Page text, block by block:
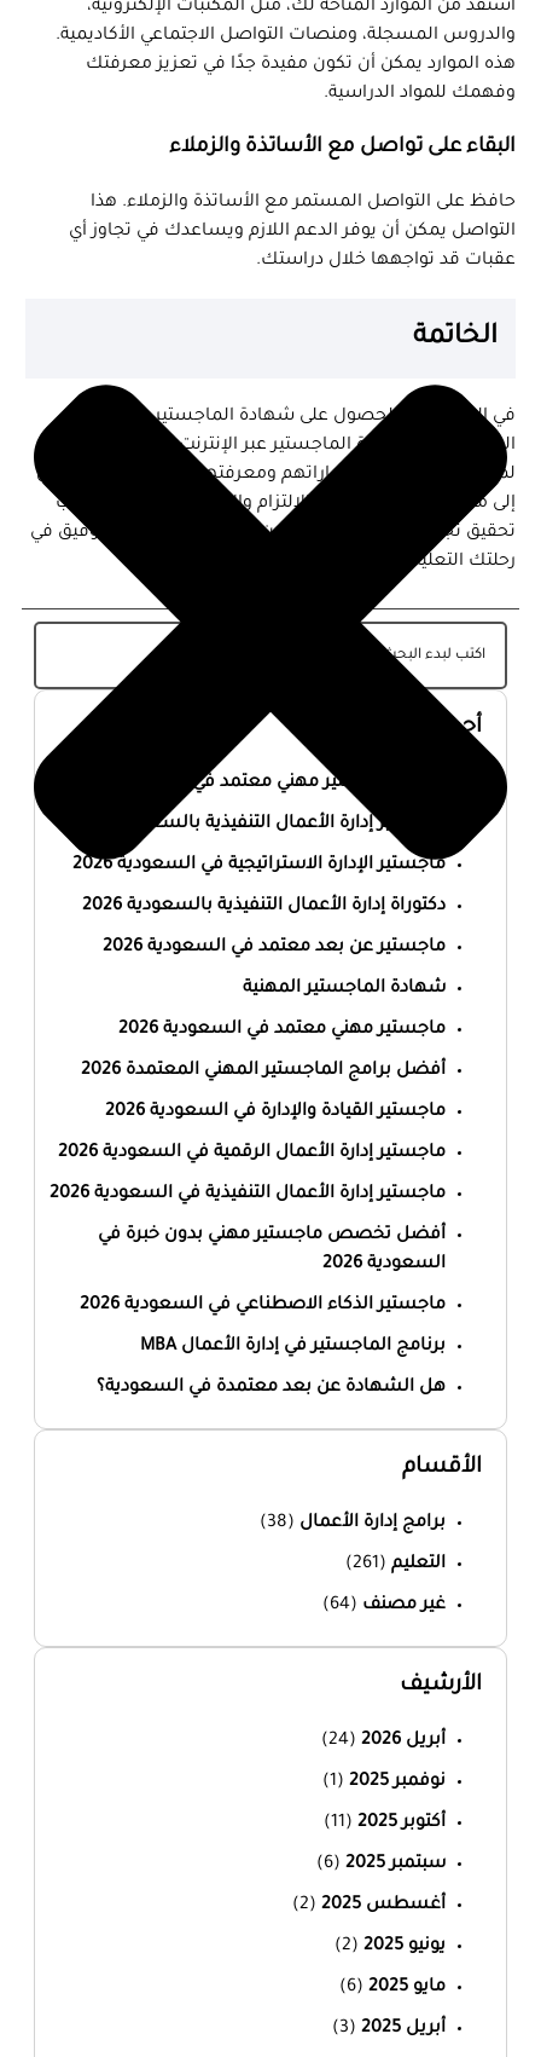
استفد من الموارد المتاحة لك، مثل المكتبات الإلكترونية،
والدروس المسجلة، ومنصات التواصل الاجتماعي الأكاديمية.
هذه الموارد يمكن أن تكون مفيدة جدًا في تعزيز معرفتك
وفهمك للمواد الدراسية.
البقاء على تواصل مع الأساتذة والزملاء
حافظ على التواصل المستمر مع الأساتذة والزملاء. هذا
التواصل يمكن أن يوفر الدعم اللازم ويساعدك في تجاوز أي
عقبات قد تواجهها خلال دراستك.
الخاتمة
في الختام، يعد الحصول على شهادة الماجستير عن بعد
الحصول على شهادة الماجستير عبر الإنترنت بعد خيارًا ممتازًا
لمن يسعون لتطوير مهاراتهم ومعرفتهم دون الحاجة للانتقال
إلى مقر الجامعة. من خلال الالتزام والانضباط، يمكن للطلاب
تحقيق نجاح كبير في هذا النوع من التعليم. نتمنى لك التوفيق في
رحلتك التعليمية!
أحدث المقالات
أفضل ماجستير مهني معتمد في السعودية 2026
ماجستير إدارة الأعمال التنفيذية بالسعودية 2026
ماجستير الإدارة الاستراتيجية في السعودية 2026
دكتوراة إدارة الأعمال التنفيذية بالسعودية 2026
ماجستير عن بعد معتمد في السعودية 2026
شهادة الماجستير المهنية
ماجستير مهني معتمد في السعودية 2026
أفضل برامج الماجستير المهني المعتمدة 2026
ماجستير القيادة والإدارة في السعودية 2026
ماجستير إدارة الأعمال الرقمية في السعودية 2026
ماجستير إدارة الأعمال التنفيذية في السعودية 2026
أفضل تخصص ماجستير مهني بدون خبرة في
السعودية 2026
ماجستير الذكاء الاصطناعي في السعودية 2026
برنامج الماجستير في إدارة الأعمال MBA
هل الشهادة عن بعد معتمدة في السعودية؟
الأقسام
برامج إدارة الأعمال (38)
التعليم (261)
غير مصنف (64)
الأرشيف
أبريل 2026 (24)
نوفمبر 2025 (1)
أكتوبر 2025 (11)
سبتمبر 2025 (6)
أغسطس 2025 (2)
يونيو 2025 (2)
مايو 2025 (6)
أبريل 2025 (3)